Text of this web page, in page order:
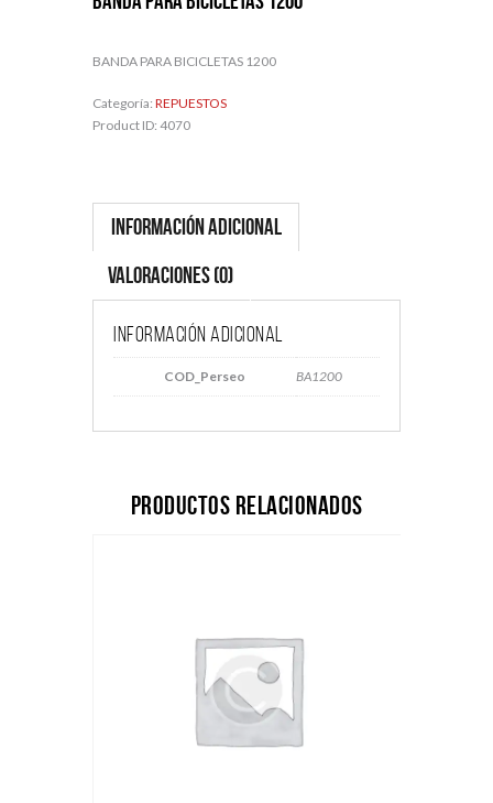
BANDA PARA BICICLETAS 1200
Categoría: REPUESTOS
Product ID: 4070
Información adicional
Valoraciones (0)
Información adicional
COD_Perseo BA1200
Productos relacionados